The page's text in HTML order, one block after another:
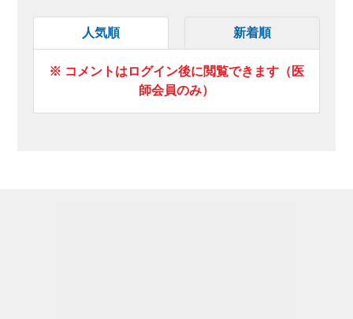
人気順 新着順
※ コメントはログイン後に閲覧できます（医
師会員のみ）